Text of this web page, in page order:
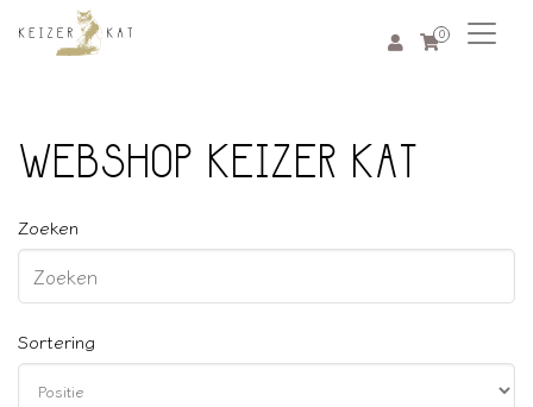
0
WEBSHOP KEIZER KAT
Zoeken
Sortering